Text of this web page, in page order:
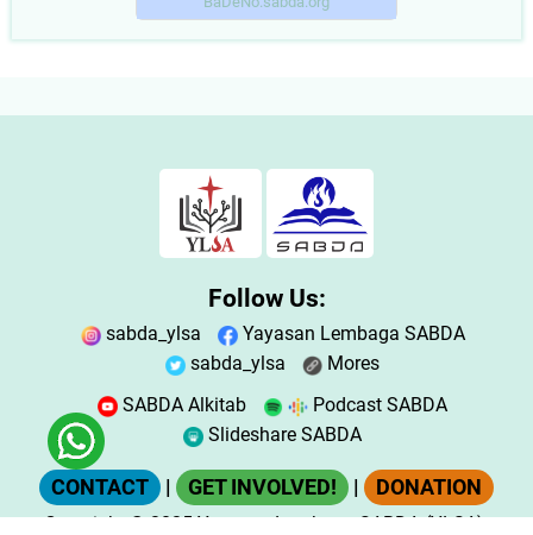
Follow Us:
sabda_ylsa
Yayasan Lembaga SABDA
sabda_ylsa
Mores
SABDA Alkitab
Podcast SABDA
Slideshare SABDA
CONTACT GET INVOLVED! DONATION
Copyright© 2025Yayasan Lembaga SABDA (YLSA).